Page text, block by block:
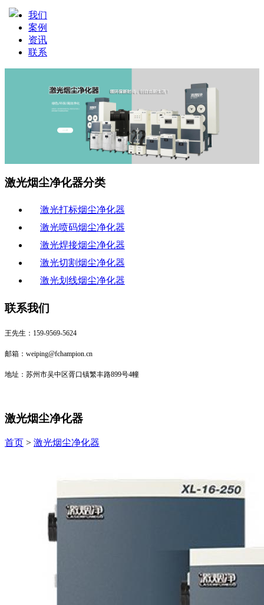
我们
案例
资讯
联系
激光烟尘净化器分类
激光打标烟尘净化器
激光喷码烟尘净化器
激光焊接烟尘净化器
激光切割烟尘净化器
激光划线烟尘净化器
联系我们
王先生：159-9569-5624
邮箱：weiping@fchampion.cn
地址：苏州市吴中区胥口镇繁丰路899号4幢
激光烟尘净化器
首页 > 激光烟尘净化器